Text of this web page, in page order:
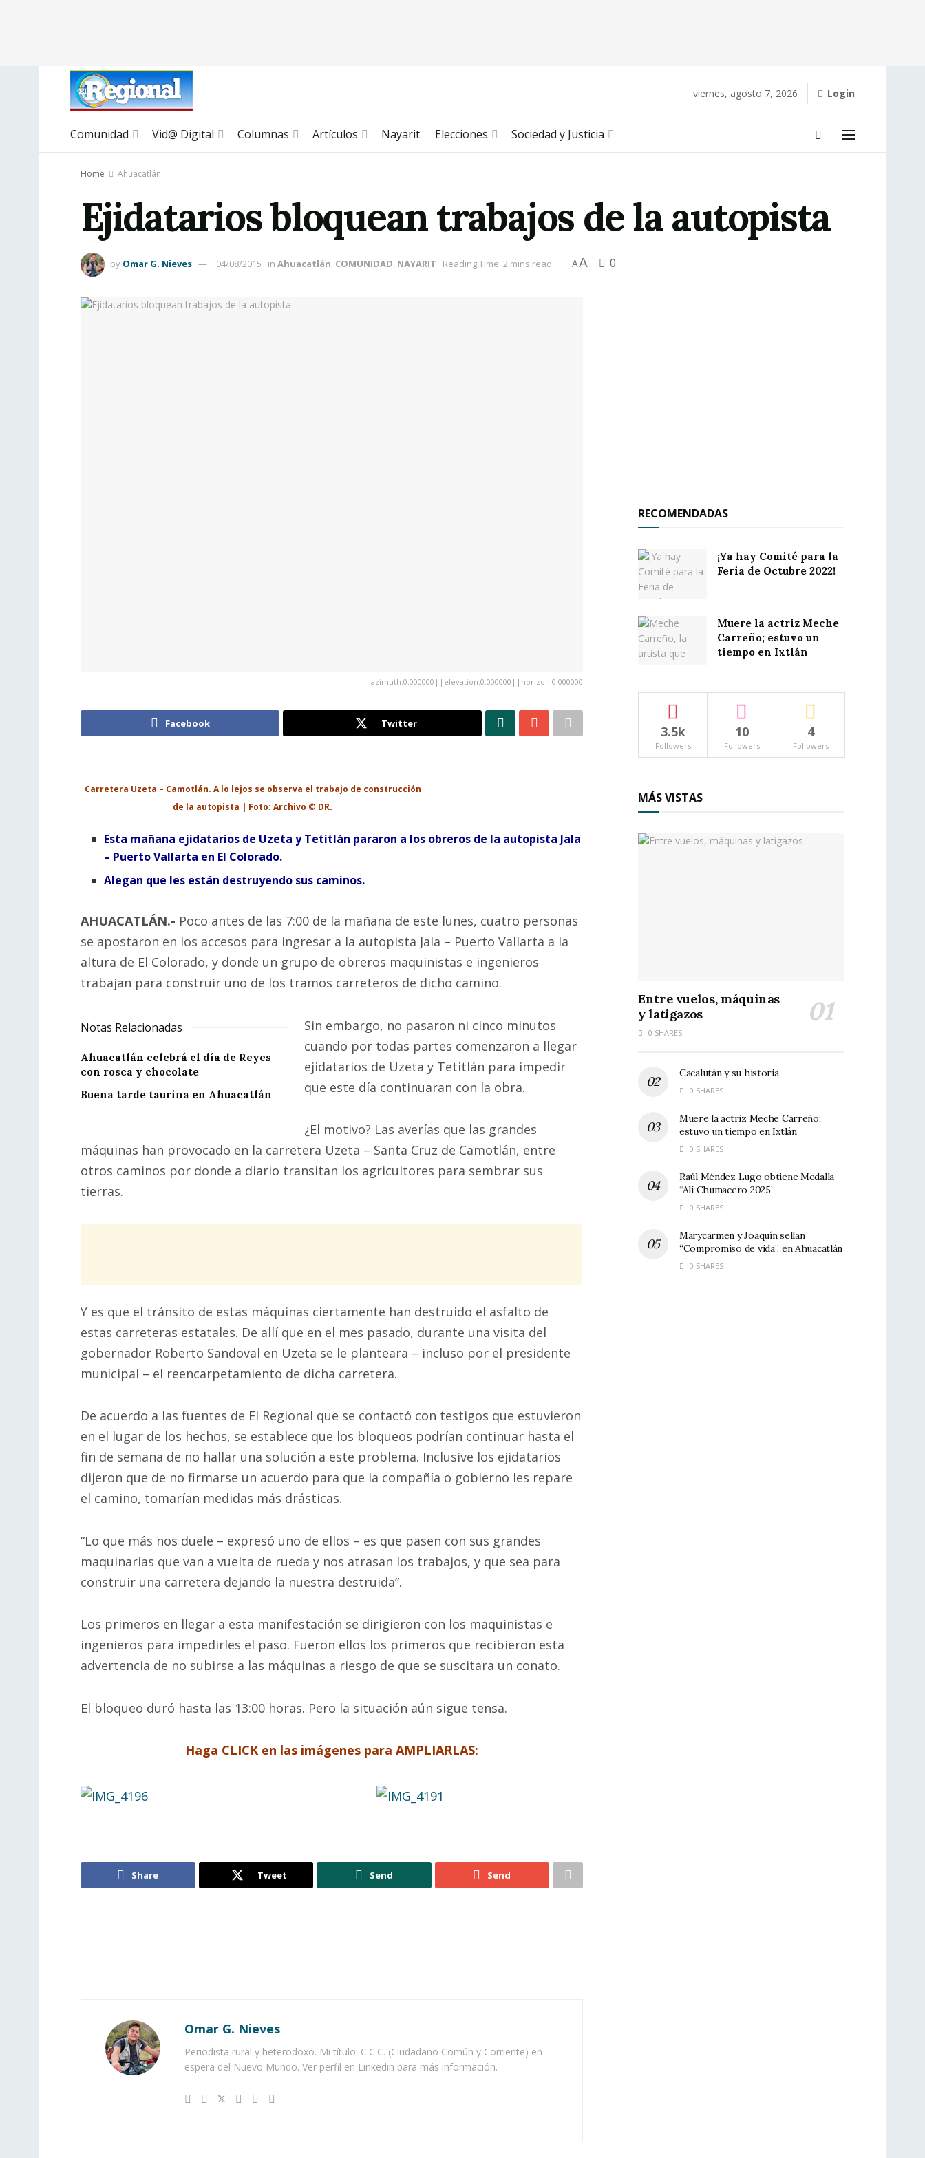
viernes, agosto 7, 2026 Login
Comunidad Vid@ Digital Columnas Artículos Nayarit Elecciones Sociedad y Justicia
Home Ahuacatlán
Ejidatarios bloquean trabajos de la autopista
by Omar G. Nieves 04/08/2015 in Ahuacatlán, COMUNIDAD, NAYARIT Reading Time: 2 mins read AA 0
azimuth:0.000000||elevation:0.000000||horizon:0.000000
Facebook Twitter
Carretera Uzeta – Camotlán. A lo lejos se observa el trabajo de construcción
de la autopista | Foto: Archivo © DR.
Esta mañana ejidatarios de Uzeta y Tetitlán pararon a los obreros de la autopista Jala
– Puerto Vallarta en El Colorado.
Alegan que les están destruyendo sus caminos.
AHUACATLÁN.- Poco antes de las 7:00 de la mañana de este lunes, cuatro personas
se apostaron en los accesos para ingresar a la autopista Jala – Puerto Vallarta a la
altura de El Colorado, y donde un grupo de obreros maquinistas e ingenieros
trabajan para construir uno de los tramos carreteros de dicho camino.
Notas Relacionadas
Ahuacatlán celebrá el día de Reyes
con rosca y chocolate
Buena tarde taurina en Ahuacatlán
Sin embargo, no pasaron ni cinco minutos
cuando por todas partes comenzaron a llegar
ejidatarios de Uzeta y Tetitlán para impedir
que este día continuaran con la obra.
¿El motivo? Las averías que las grandes
máquinas han provocado en la carretera Uzeta – Santa Cruz de Camotlán, entre
otros caminos por donde a diario transitan los agricultores para sembrar sus
tierras.
Y es que el tránsito de estas máquinas ciertamente han destruido el asfalto de
estas carreteras estatales. De allí que en el mes pasado, durante una visita del
gobernador Roberto Sandoval en Uzeta se le planteara – incluso por el presidente
municipal – el reencarpetamiento de dicha carretera.
De acuerdo a las fuentes de El Regional que se contactó con testigos que estuvieron
en el lugar de los hechos, se establece que los bloqueos podrían continuar hasta el
fin de semana de no hallar una solución a este problema. Inclusive los ejidatarios
dijeron que de no firmarse un acuerdo para que la compañía o gobierno les repare
el camino, tomarían medidas más drásticas.
“Lo que más nos duele – expresó uno de ellos – es que pasen con sus grandes
maquinarias que van a vuelta de rueda y nos atrasan los trabajos, y que sea para
construir una carretera dejando la nuestra destruida”.
Los primeros en llegar a esta manifestación se dirigieron con los maquinistas e
ingenieros para impedirles el paso. Fueron ellos los primeros que recibieron esta
advertencia de no subirse a las máquinas a riesgo de que se suscitara un conato.
El bloqueo duró hasta las 13:00 horas. Pero la situación aún sigue tensa.
Haga CLICK en las imágenes para AMPLIARLAS:
Share Tweet Send Send
Omar G. Nieves
Periodista rural y heterodoxo. Mi título: C.C.C. (Ciudadano Común y Corriente) en
espera del Nuevo Mundo. Ver perfil en Linkedin para más información.
RECOMENDADAS
¡Ya hay Comité para la
Feria de Octubre 2022!
Muere la actriz Meche
Carreño; estuvo un
tiempo en Ixtlán
3.5k
Followers
10
Followers
4
Followers
MÁS VISTAS
Entre vuelos, máquinas
y latigazos
0 SHARES
Cacalután y su historia
0 SHARES
Muere la actriz Meche Carreño;
estuvo un tiempo en Ixtlán
0 SHARES
Raúl Méndez Lugo obtiene Medalla
“Alí Chumacero 2025”
0 SHARES
Marycarmen y Joaquín sellan
“Compromiso de vida”, en Ahuacatlán
0 SHARES